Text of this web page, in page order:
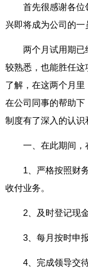
首先很感谢各位
兴即将成为公司的一
两个月试用期已
较熟悉，也能胜任
了解，在这两个月里
在公司同事的帮助
制度有了深入的认识
一、在此期间，
1、严格按照财
收付业务。
2、及时登记现
3、每月按时申
4、完成领导交